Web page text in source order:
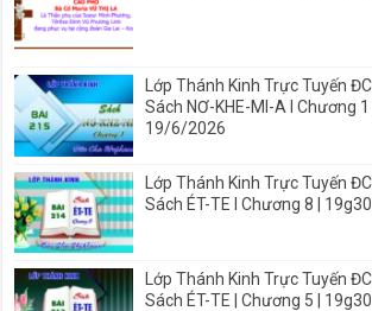
Lớp Thánh Kinh Trực Tuyến
Sách NƠ-KHE-MI-A I Chương 1
19/6/2026
Lớp Thánh Kinh Trực Tuyến
Sách ÉT-TE I Chương 8 |
Lớp Thánh Kinh Trực Tuyến
Sách ÉT-TE | Chương 5 |